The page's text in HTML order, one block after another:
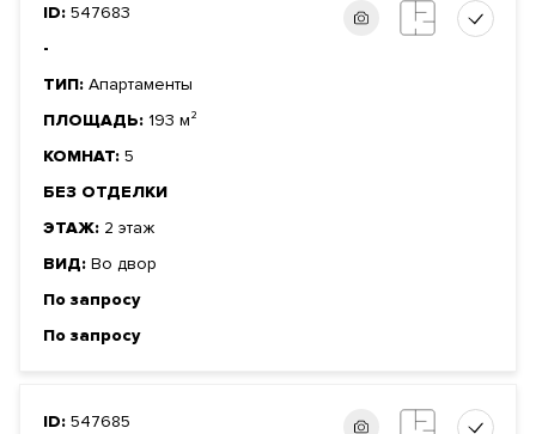
ID: 547683
-
ТИП: Апартаменты
ПЛОЩАДЬ: 193 м²
КОМНАТ: 5
БЕЗ ОТДЕЛКИ
ЭТАЖ: 2 этаж
ВИД: Во двор
По запросу
По запросу
ID: 547685